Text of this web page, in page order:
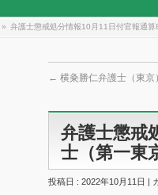
» 弁護士懲戒処分情報10月11日付官報通
← 横粂勝仁弁護士（東
弁護士懲戒
士（第一東
投稿日 : 2022年10月11日 |